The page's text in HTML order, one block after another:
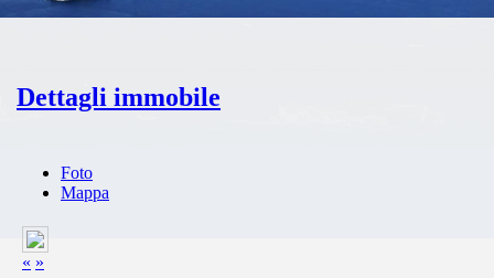
Dettagli immobile
Foto
Mappa
« »